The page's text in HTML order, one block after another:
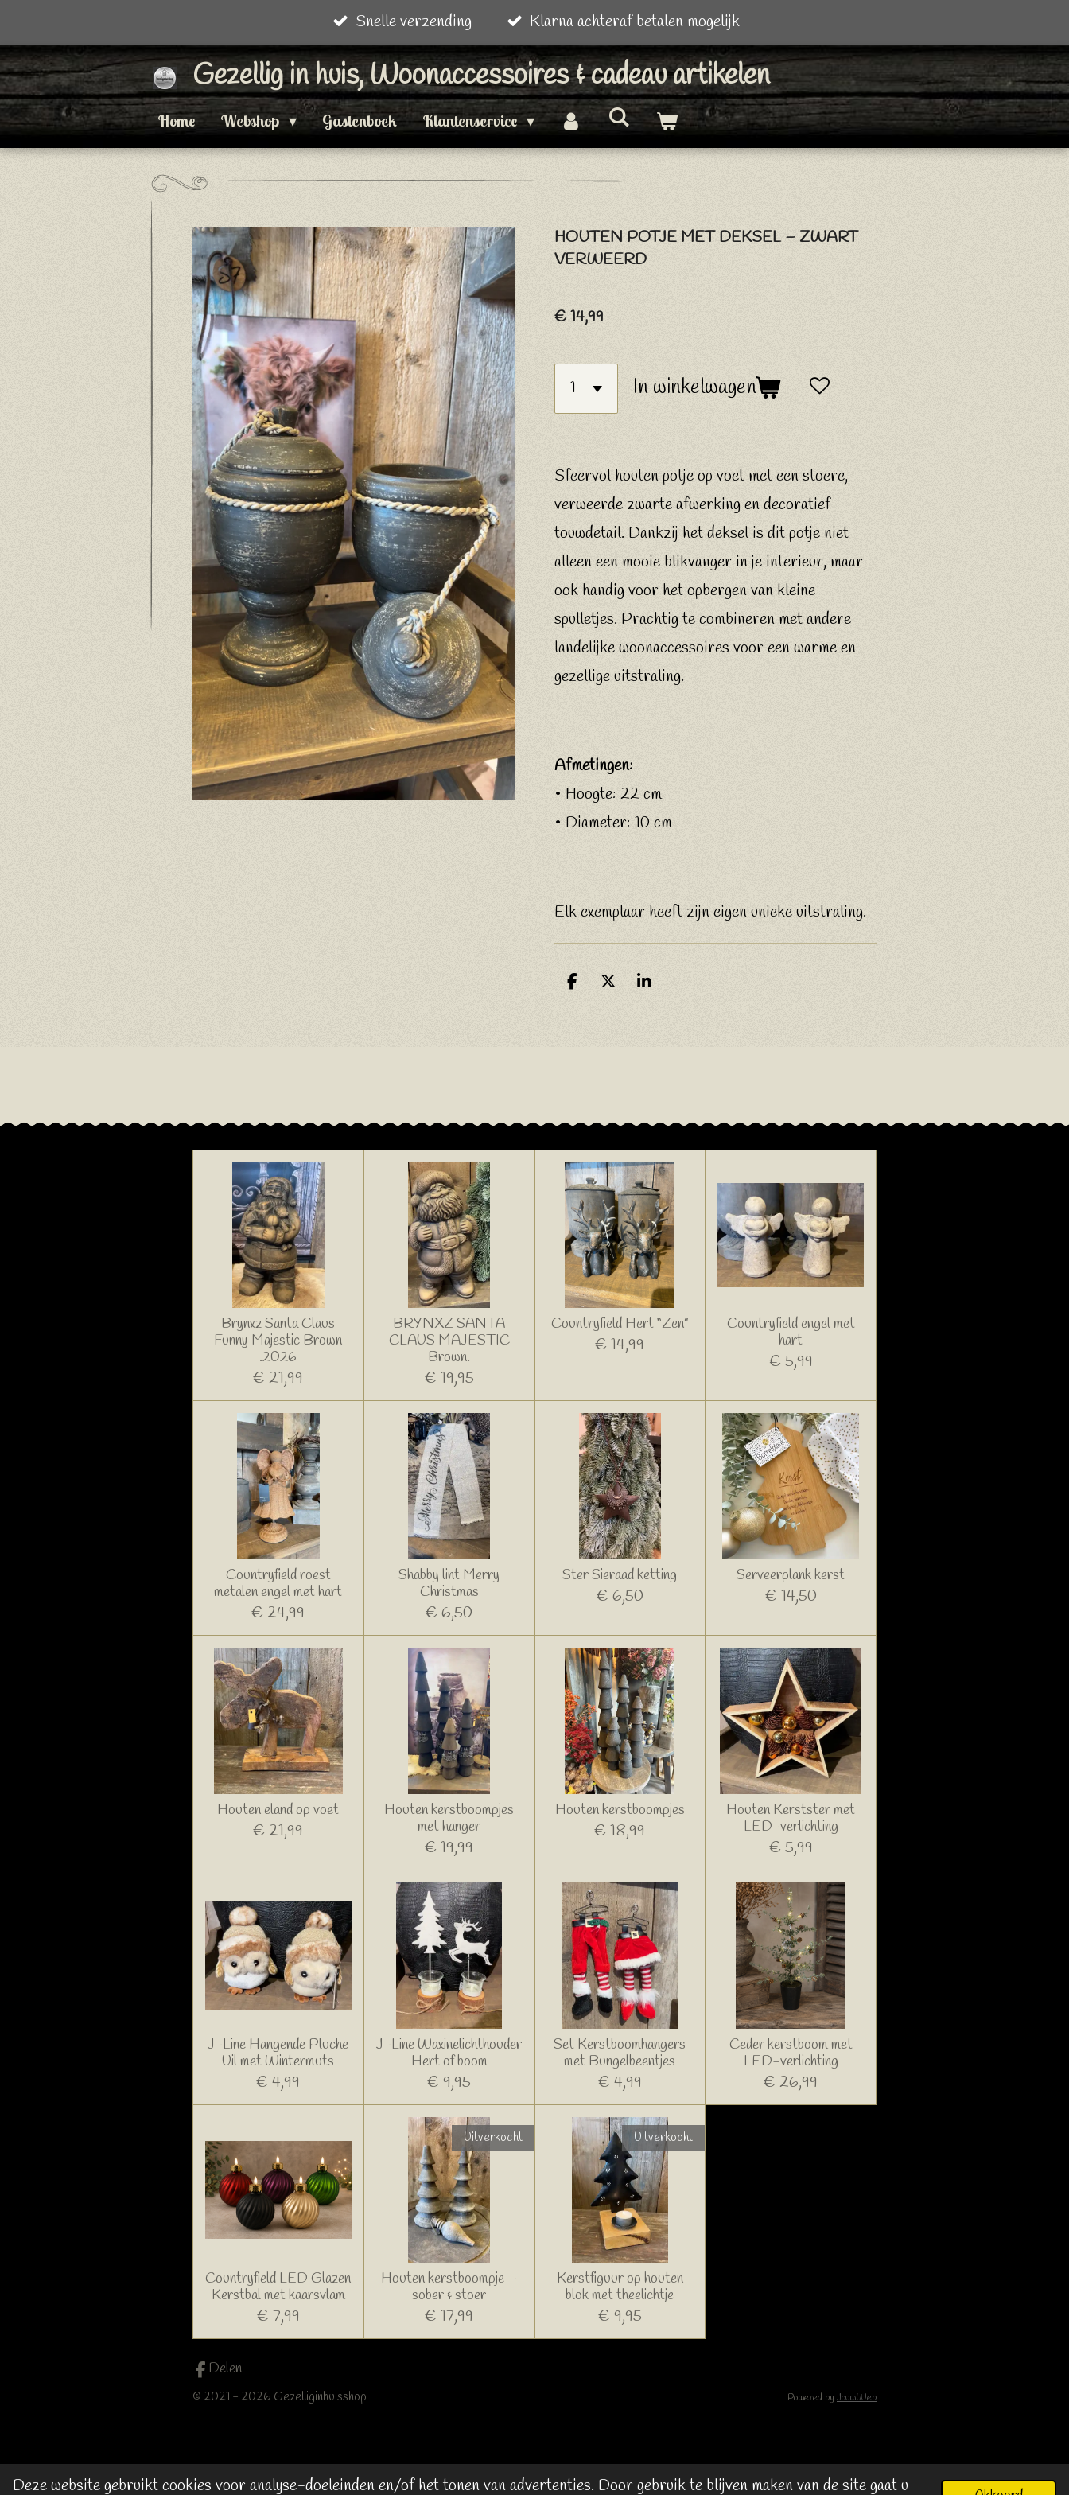
Deze website gebruikt cookies voor analyse-doeleinden en/of het tonen van advertenties. Door gebruik te blijven maken van de site gaat u
direct
naar
de
Snelle verzending Klarna achteraf betalen mogelijk
Gezellig in huis, Woonaccessoires & cadeau artikelen
Home Webshop Gastenboek Klantenservice
HOUTEN POTJE MET DEKSEL – ZWART
VERWEERD
€ 14,99
In winkelwagen
Sfeervol houten potje op voet met een stoere,
verweerde zwarte afwerking en decoratief
touwdetail. Dankzij het deksel is dit potje niet
alleen een mooie blikvanger in je interieur, maar
ook handig voor het opbergen van kleine
spulletjes. Prachtig te combineren met andere
landelijke woonaccessoires voor een warme en
gezellige uitstraling.
Afmetingen:
• Hoogte: 22 cm
• Diameter: 10 cm
Elk exemplaar heeft zijn eigen unieke uitstraling.
D
D
S
Brynxz Santa Claus
Funny Majestic Brown
.2026
€ 21,99
BRYNXZ SANTA
CLAUS MAJESTIC
Brown.
€ 19,95
Countryfield Hert “Zen”
€ 14,99
Countryfield engel met
hart
€ 5,99
Countryfield roest
metalen engel met hart
€ 24,99
Shabby lint Merry
Christmas
€ 6,50
Ster Sieraad ketting
€ 6,50
Serveerplank kerst
€ 14,50
Houten eland op voet
€ 21,99
Houten kerstboompjes
met hanger
€ 19,99
Houten kerstboompjes
€ 18,99
Houten Kerstster met
LED-verlichting
€ 5,99
J-Line Hangende Pluche
Uil met Wintermuts
€ 4,99
J-Line Waxinelichthouder
Hert of boom
€ 9,95
Set Kerstboomhangers
met Bungelbeentjes
€ 4,99
Ceder kerstboom met
LED-verlichting
€ 26,99
Countryfield LED Glazen
Kerstbal met kaarsvlam
€ 7,99
Uitverkocht
Houten kerstboompje –
sober & stoer
€ 17,99
Uitverkocht
Kerstfiguur op houten
blok met theelichtje
€ 9,95
Delen
© 2021 - 2026 Gezelliginhuisshop Powered by JouwWeb